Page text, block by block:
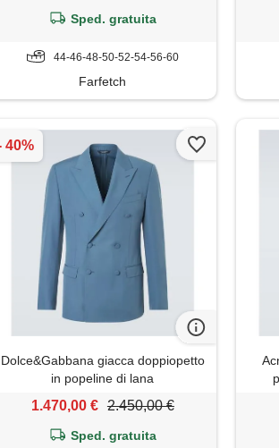
Sped. gratuita
44-46-48-50-52-54-56-60
Farfetch
Dolce&Gabbana giacca doppiopetto
in popeline di lana
1.470,00 € 2.450,00 €
Sped. gratuita